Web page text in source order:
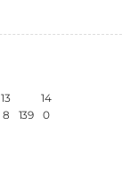
13
8
139
14
0